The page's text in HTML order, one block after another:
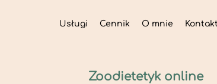
Usługi Cennik O mnie Kontakt
Zoodietetyk online